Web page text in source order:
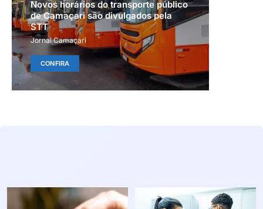
Novos horários do transporte público
de Camaçari são divulgados pela
STT
Jornal Camaçari
CONFIRA